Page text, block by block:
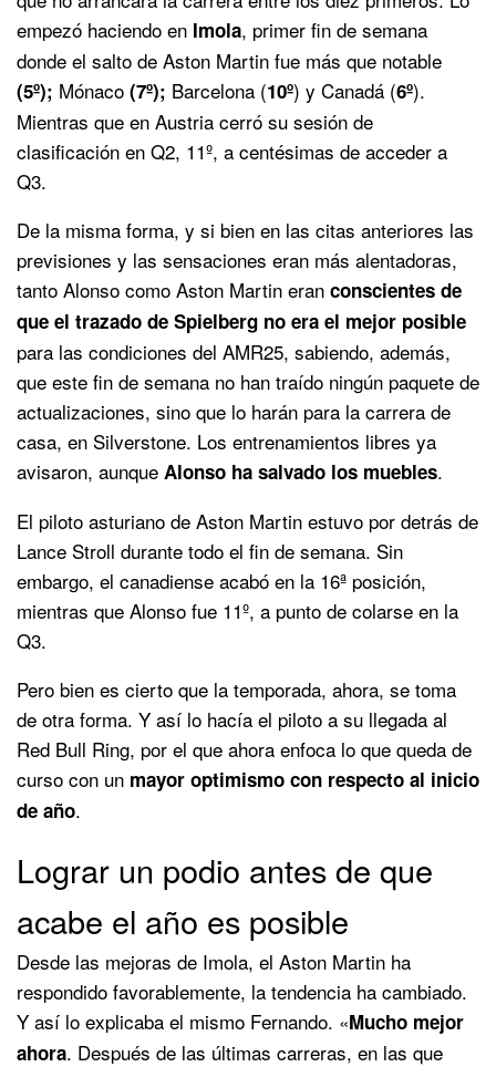
empezó haciendo en Imola, primer fin de semana
donde el salto de Aston Martin fue más que notable
(5º); Mónaco (7º); Barcelona (10º) y Canadá (6º).
Mientras que en Austria cerró su sesión de
clasificación en Q2, 11º, a centésimas de acceder a
Q3.
De la misma forma, y si bien en las citas anteriores las
previsiones y las sensaciones eran más alentadoras,
tanto Alonso como Aston Martin eran conscientes de
que el trazado de Spielberg no era el mejor posible
para las condiciones del AMR25, sabiendo, además,
que este fin de semana no han traído ningún paquete de
actualizaciones, sino que lo harán para la carrera de
casa, en Silverstone. Los entrenamientos libres ya
avisaron, aunque Alonso ha salvado los muebles.
El piloto asturiano de Aston Martin estuvo por detrás de
Lance Stroll durante todo el fin de semana. Sin
embargo, el canadiense acabó en la 16ª posición,
mientras que Alonso fue 11º, a punto de colarse en la
Q3.
Pero bien es cierto que la temporada, ahora, se toma
de otra forma. Y así lo hacía el piloto a su llegada al
Red Bull Ring, por el que ahora enfoca lo que queda de
curso con un mayor optimismo con respecto al inicio
de año.
Lograr un podio antes de que
acabe el año es posible
Desde las mejoras de Imola, el Aston Martin ha
respondido favorablemente, la tendencia ha cambiado.
Y así lo explicaba el mismo Fernando. «Mucho mejor
ahora. Después de las últimas carreras, en las que